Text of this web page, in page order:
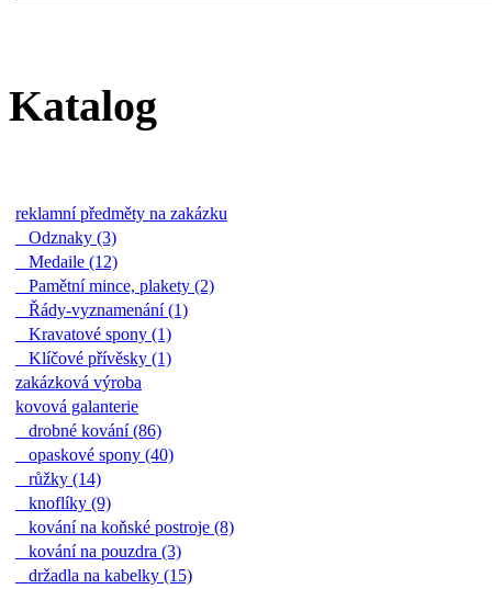
Katalog
reklamní předměty na zakázku
Odznaky (3)
Medaile (12)
Pamětní mince, plakety (2)
Řády-vyznamenání (1)
Kravatové spony (1)
Klíčové přívěsky (1)
zakázková výroba
kovová galanterie
drobné kování (86)
opaskové spony (40)
růžky (14)
knoflíky (9)
kování na koňské postroje (8)
kování na pouzdra (3)
držadla na kabelky (15)